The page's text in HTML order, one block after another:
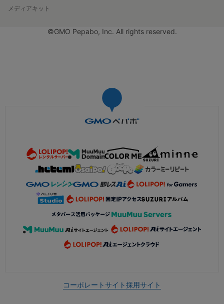
メディアキット
©GMO Pepabo, Inc. All rights reserved.
コーポレートサイト採用サイト